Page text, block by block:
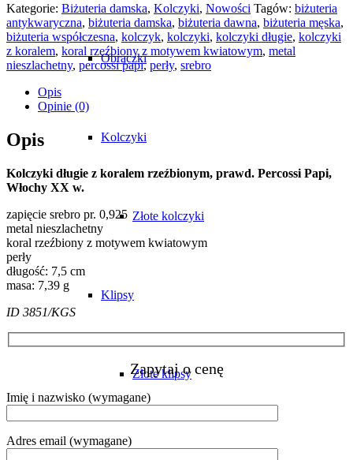
Obrączki
Kolczyki
Złote kolczyki
Klipsy
Złote klipsy
Bransoletki
Kategorie: Biżuteria damska, Kolczyki, Nowości Tagów: biżuteria
antykwaryczna, biżuteria damska, biżuteria dawna, biżuteria męska,
biżuteria współczesna, kolczyk, kolczyki, kolczyki długie, kolczyki
z koralem, koral rzeźbiony z motywem kwiatowym, metal
nieszlachetny, percossi papi, perły, srebro
Opis
Opinie (0)
Opis
Kolczyki długie z koralem rzeźbionym, prawd. Percossi Papi,
Włochy XX w.
zapięcie srebro pr. 0,925
metal nieszlachetny
koral rzeźbiony z motywem kwiatowym
perły
długość: 7,5 cm
masa: 7,39 g
ID 3851/KGS
Zapytaj o cenę
Imię i nazwisko (wymagane)
Adres email (wymagane)